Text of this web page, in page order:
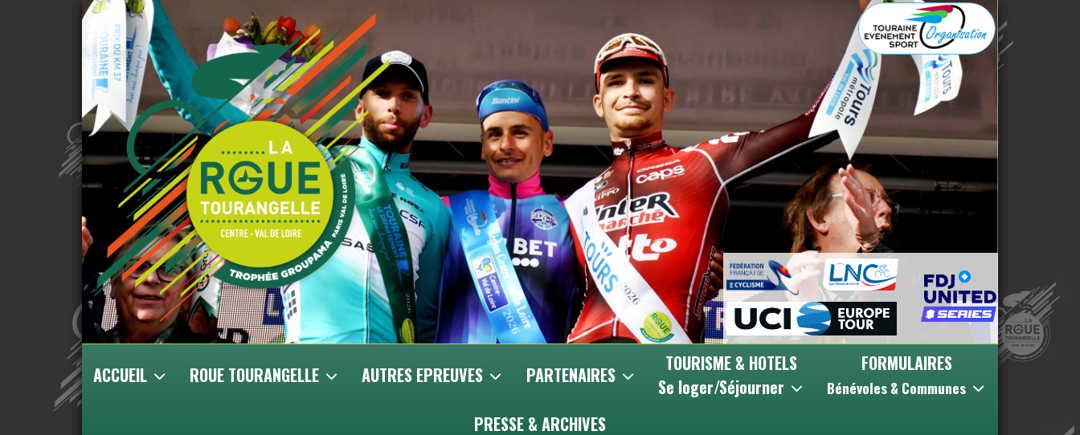
ACCUEIL ROUE TOURANGELLE AUTRES EPREUVES PARTENAIRES
TOURISME & HOTELS
Se loger/Séjourner
FORMULAIRES
Bénévoles & Communes
PRESSE & ARCHIVES